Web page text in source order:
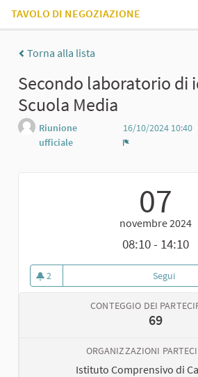
TAVOLO DI NEGOZIAZIONE
Torna alla lista
Secondo laboratorio di
Scuola Media
Riunione
ufficiale
16/10/2024 10:40
07
novembre 2024
08:10 - 14:10
2
2 sostenitori
Segui
CONTEGGIO DEI
69
ORGANIZZAZIONI
Istituto Comprensivo di